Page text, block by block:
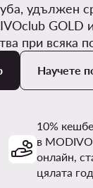
удължен
GOLD
при всяка
Научете
10%
в
онлайн,
цялата